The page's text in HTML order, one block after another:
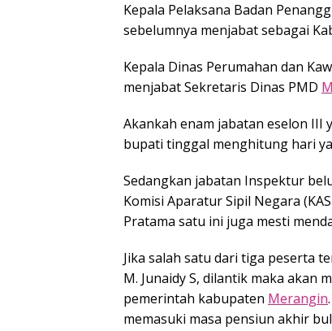
Kepala Pelaksana Badan
sebelumnya menjabat sebagai
Kepala Dinas Perumahan dan
menjabat Sekretaris Dinas PMD
Akankah enam jabatan eselon III
bupati tinggal menghitung hari
Sedangkan jabatan Inspektur
Komisi Aparatur Sipil Negara
Pratama satu ini juga mesti
Jika salah satu dari tiga peserta
M. Junaidy S, dilantik maka akan
pemerintah kabupaten Merangin
memasuki masa pensiun akhir